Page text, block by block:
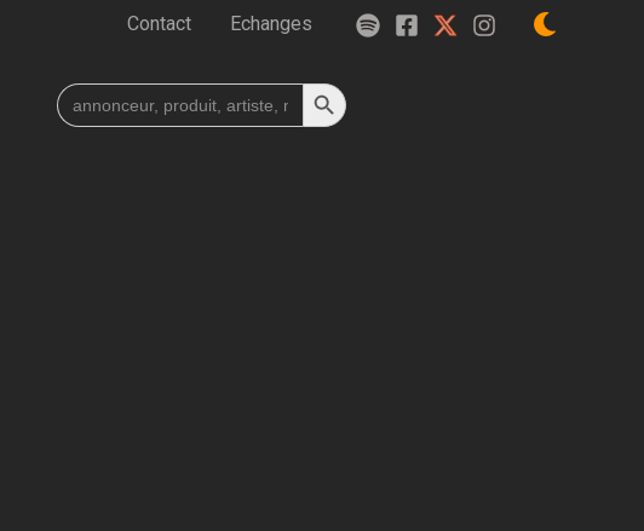
Contact Echanges
Search
for:
Search Button